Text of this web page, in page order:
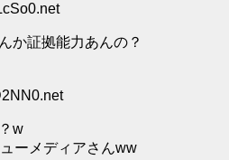
か証拠能力あんの？
w
ーメディアさんww